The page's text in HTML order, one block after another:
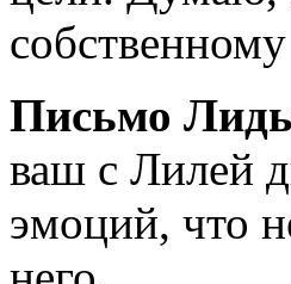
Письмо
ваш с Лилей
эмоций, что